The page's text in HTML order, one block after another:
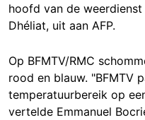
hoofd van de
Dhéliat, uit aan AFP.
Op BFMTV/RMC
rood en blauw. "BFMTV
temperatuurbereik op
vertelde Emmanuel